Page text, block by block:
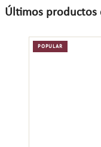
Últimos productos
POPULAR